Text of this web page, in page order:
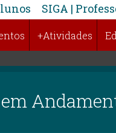
SIGA |
+Atividades